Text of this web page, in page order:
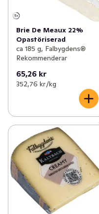
Brie De Meaux 22%
Opastöriserad
ca 185 g, Falbygdens®
Rekommenderar
65,26 kr
352,76 kr /kg